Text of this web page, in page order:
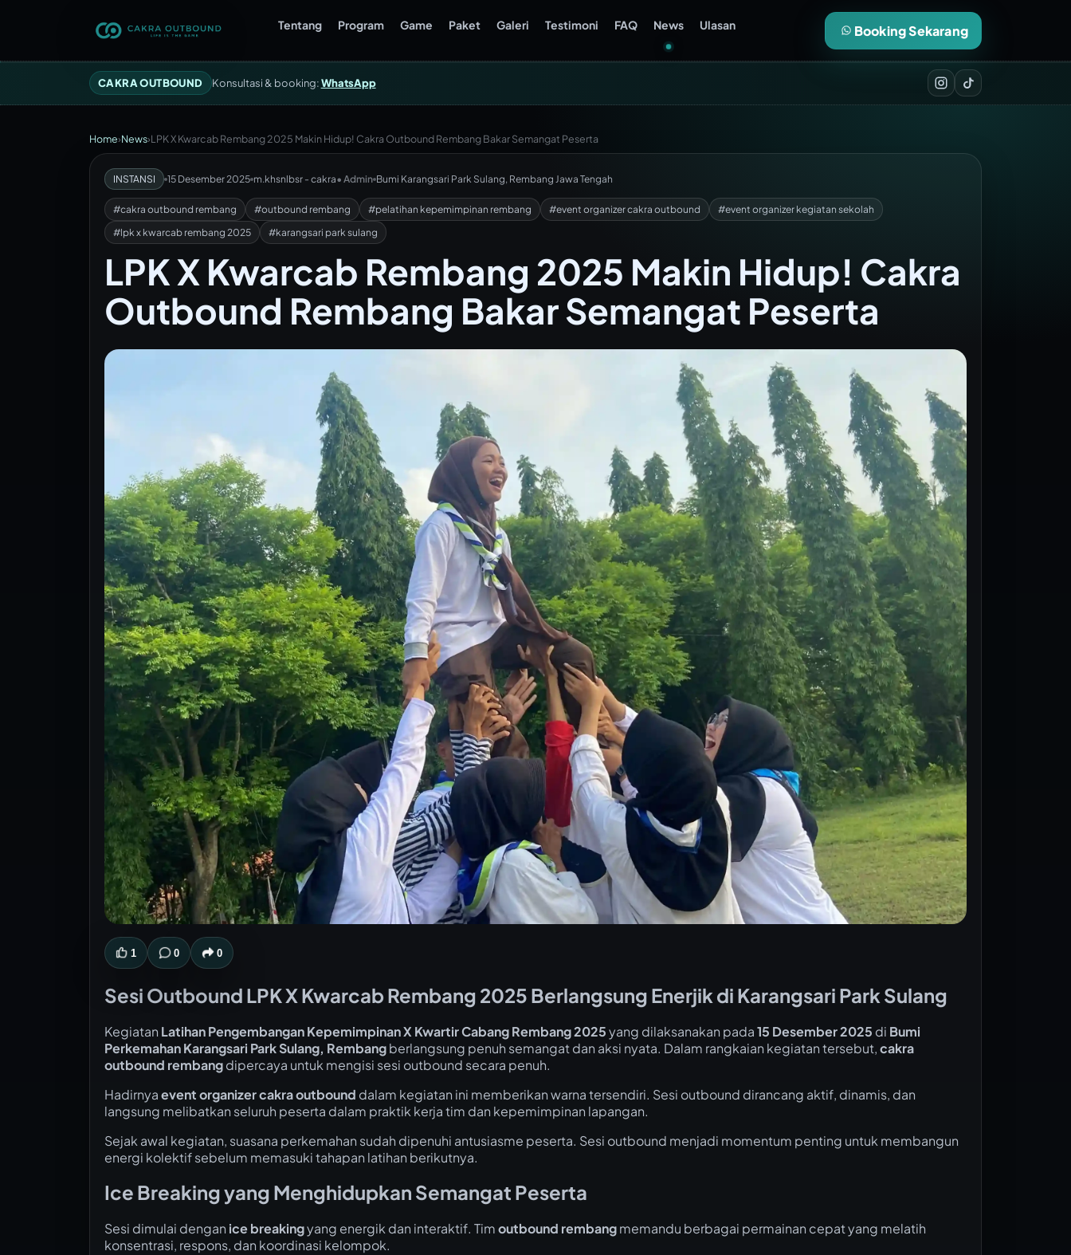
CAKRA OUTBOUND Konsultasi & booking:WhatsApp
Tentang Program Game Paket Galeri Testimoni FAQ News Ulasan Booking Sekarang
Home›News›LPK X Kwarcab Rembang 2025 Makin Hidup! Cakra Outbound Rembang Bakar Semangat Peserta
INSTANSI 15 Desember 2025 m.khsnlbsr - cakra• Admin Bumi Karangsari Park Sulang, Rembang Jawa Tengah
#cakra outbound rembang #outbound rembang #pelatihan kepemimpinan rembang #event organizer cakra outbound
#event organizer kegiatan sekolah
#lpk x kwarcab rembang 2025
#karangsari park sulang
LPK X Kwarcab Rembang 2025 Makin Hidup! Cakra
Outbound Rembang Bakar Semangat Peserta
1 0 0
Sesi Outbound LPK X Kwarcab Rembang 2025 Berlangsung Enerjik di Karangsari Park Sulang
Kegiatan Latihan Pengembangan Kepemimpinan X Kwartir Cabang Rembang 2025yang dilaksanakan pada15 Desember 2025 di Bumi
Perkemahan Karangsari Park Sulang, Rembangberlangsung penuh semangat dan aksi nyata. Dalam rangkaian kegiatan tersebut,cakra
outbound rembangdipercaya untuk mengisi sesi outbound secara penuh.
Hadirnyaevent organizer cakra outbound dalam kegiatan ini memberikan warna tersendiri. Sesi outbound dirancang aktif, dinamis, dan
langsung melibatkan seluruh peserta dalam praktik kerja tim dan kepemimpinan lapangan.
Sejak awal kegiatan, suasana perkemahan sudah dipenuhi antusiasme peserta. Sesi outbound menjadi momentum penting untuk membangun
energi kolektif sebelum memasuki tahapan latihan berikutnya.
Ice Breaking yang Menghidupkan Semangat Peserta
Sesi dimulai dengan ice breakingyang energik dan interaktif. Timoutbound rembangmemandu berbagai permainan cepat yang melatih
konsentrasi, respons, dan koordinasi kelompok.